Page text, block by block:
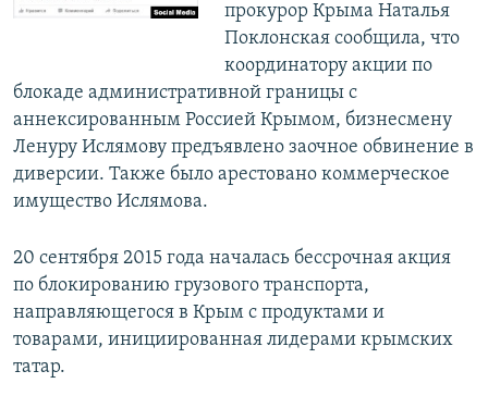
прокурор Крыма Наталья
Поклонская сообщила, что
координатору акции по
блокаде административной границы с
аннексированным Россией Крымом, бизнесмену
Ленуру Ислямову предъявлено заочное обвинение в
диверсии. Также было арестовано коммерческое
имущество Ислямова.
20 сентября 2015 года началась бессрочная акция
по блокированию грузового транспорта,
направляющегося в Крым с продуктами и
товарами, инициированная лидерами крымских
татар.